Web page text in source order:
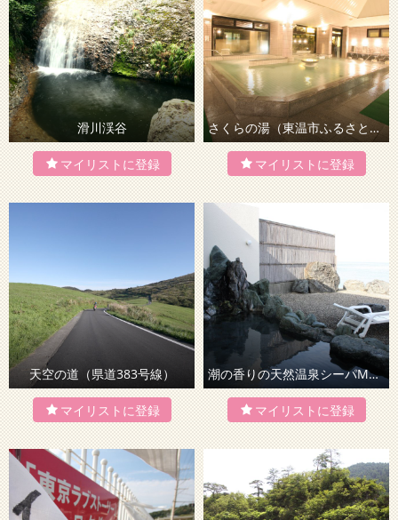
滑川渓谷 さくらの湯（東温市ふるさと交流館）
天空の道（県道383号線） 潮の香りの天然温泉シーパMAKOTO